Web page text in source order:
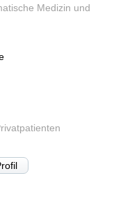
Medizin und